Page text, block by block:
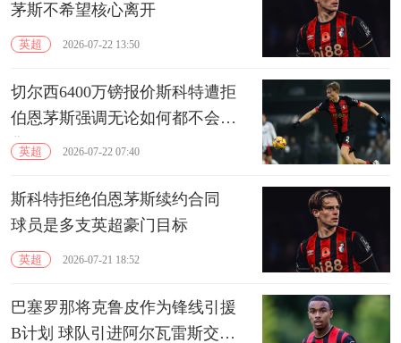
茅斯不希望核心离开
英超 2026-07-22 13:50
切尔西6400万镑报价斯科特遭拒
伯恩茅斯强调无论如何都不会出
售英超 2026-07-22 07:40
斯科特拒绝伯恩茅斯续约合同
球员是多支英超豪门目标
英超 2026-07-21 18:52
巴塞罗那将克鲁皮作为锋线引援
B计划 球队引进阿尔瓦雷斯交易